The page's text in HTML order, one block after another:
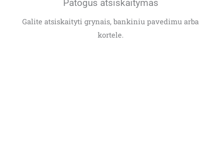
Patogus atsiskaitymas
Galite atsiskaityti grynais, bankiniu pavedimu arba
kortele.